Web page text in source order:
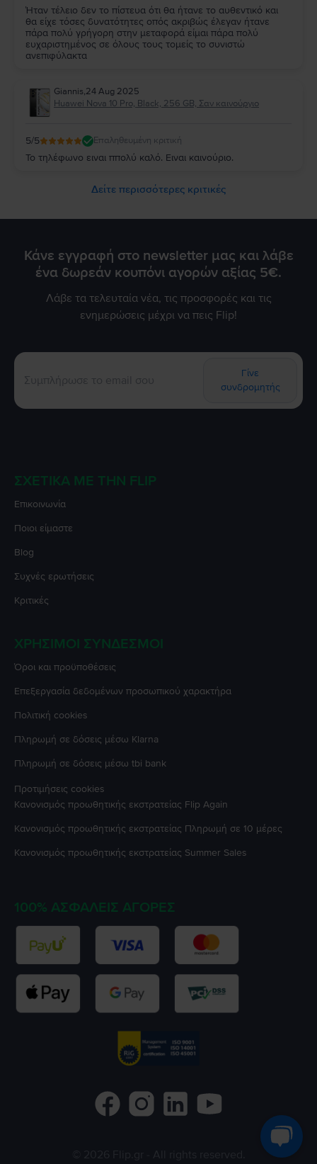
Ήταν τέλειο δεν το πίστευα ότι θα ήτανε το αυθεντικό και
θα είχε τόσες δυνατότητες οπός ακριβώς έλεγαν ήτανε
πάρα πολύ γρήγορη στην μεταφορά είμαι πάρα πολύ
ευχαριστημένος σε όλους τους τομείς το συνιστώ
ανεπιφύλακτα
Giannis,24 Aug 2025
Huawei Nova 10 Pro, Black, 256 GB, Σαν καινούργιο
5/5 Επαληθευμένη κριτική
Το τηλέφωνο ειναι ππολύ καλό. Ειναι καινούριο.
Δείτε περισσότερες κριτικές
Κάνε εγγραφή στο newsletter μας και λάβε
ένα δωρεάν κουπόνι αγορών αξίας 5€.
Λάβε τα τελευταία νέα, τις προσφορές και τις
ενημερώσεις μέχρι να πεις Flip!
Γίνε
συνδρομητής
ΣΧΕΤΙΚΆ ΜΕ ΤΗΝ FLIP
Επικοινωνία
Ποιοι είμαστε
Blog
Συχνές ερωτήσεις
Κριτικές
ΧΡΉΣΙΜΟΙ ΣΎΝΔΕΣΜΟΙ
Όροι και προϋποθέσεις
Επεξεργασία δεδομένων προσωπικού χαρακτήρα
Πολιτική cookies
Πληρωμή σε δόσεις μέσω Klarna
Πληρωμή σε δόσεις μέσω tbi bank
Προτιμήσεις cookies
Κανονισμός προωθητικής εκστρατείας Flip Again
Κανονισμός προωθητικής εκστρατείας Πληρωμή σε 10 μέρες
Κανονισμός προωθητικής εκστρατείας Summer Sales
100% ΑΣΦΑΛΕΊΣ ΑΓΟΡΈΣ